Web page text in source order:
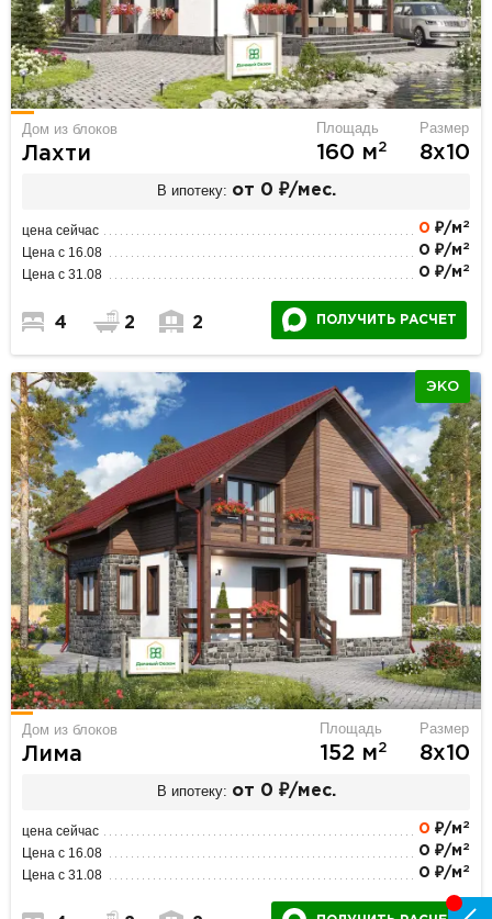
Дом из блоков
Лахти
Площадь
160 м2
Размер
8х10
В ипотеку: от 0 ₽/мес.
цена сейчас 0 ₽/м 2
Цена с 16.08 0 ₽/м 2
Цена с 31.08 0 ₽/м 2
4 2 2 ПОЛУЧИТЬ РАСЧЕТ
ЭКО
Дом из блоков
Лима
Площадь
152 м2
Размер
8х10
В ипотеку: от 0 ₽/мес.
цена сейчас 0 ₽/м 2
Цена с 16.08 0 ₽/м 2
Цена с 31.08 0 ₽/м 2